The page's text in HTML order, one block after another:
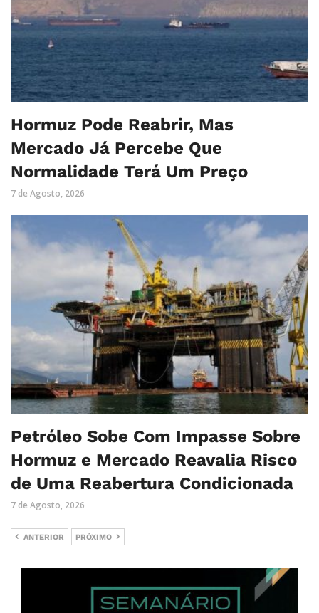
Hormuz Pode Reabrir, Mas
Mercado Já Percebe Que
Normalidade Terá Um Preço
7 de Agosto, 2026
Petróleo Sobe Com Impasse Sobre
Hormuz e Mercado Reavalia Risco
de Uma Reabertura Condicionada
7 de Agosto, 2026
ANTERIOR PRÓXIMO